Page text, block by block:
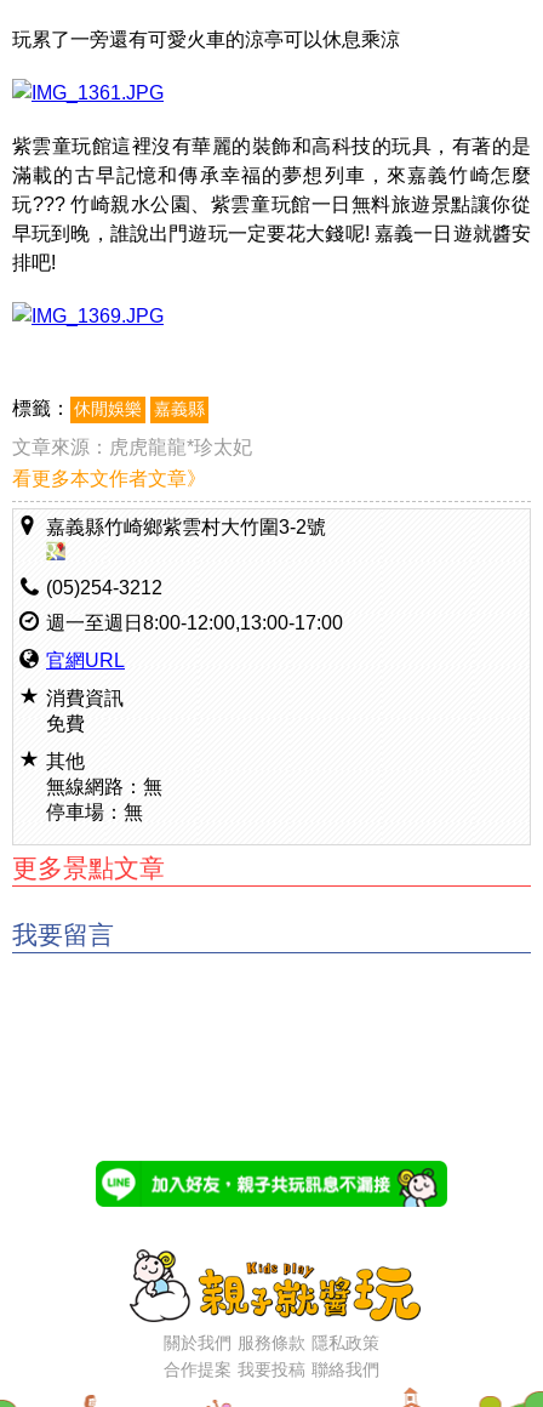
玩累了一旁還有可愛火車的涼亭可以休息乘涼
紫雲童玩館這裡沒有華麗的裝飾和高科技的玩具，有著的是
滿載的古早記憶和傳承幸福的夢想列車，來嘉義竹崎怎麼
玩??? 竹崎親水公園、紫雲童玩館一日無料旅遊景點讓你從
早玩到晚，誰說出門遊玩一定要花大錢呢! 嘉義一日遊就醬安
排吧!
標籤： 休閒娛樂 嘉義縣
文章來源： 虎虎龍龍*珍太妃
看更多本文作者文章》
嘉義縣竹崎鄉紫雲村大竹圍3-2號
(05)254-3212
週一至週日8:00-12:00,13:00-17:00
官網URL
消費資訊
免費
其他
無線網路：無
停車場：無
更多景點文章
我要留言
關於我們 服務條款 隱私政策
合作提案 我要投稿 聯絡我們